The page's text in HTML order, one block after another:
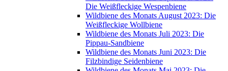
Die Weißfleckige Wespenbiene
Wildbiene des Monats August 2023: Die
Weißfleckige Wollbiene
Wildbiene des Monats Juli 2023: Die
Pippau-Sandbiene
Wildbiene des Monats Juni 2023: Die
Filzbindige Seidenbiene